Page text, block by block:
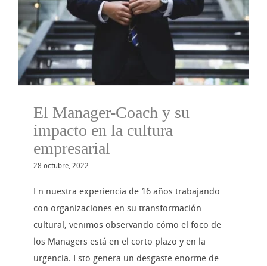
El Manager-Coach y su
impacto en la cultura
empresarial
28 octubre, 2022
En nuestra experiencia de 16 años trabajando
con organizaciones en su transformación
cultural, venimos observando cómo el foco de
los Managers está en el corto plazo y en la
urgencia. Esto genera un desgaste enorme de